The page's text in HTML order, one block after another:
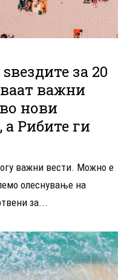
за 20
важни
нови
Рибите ги
важни вести. Можно е
олеснување на
за...